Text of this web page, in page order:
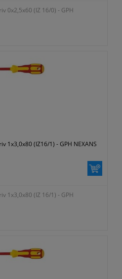
0x2,5x60 (IZ 16/0) - GPH
1x3,0x80 (IZ16/1) - GPH NEXANS
1x3,0x80 (IZ 16/1) - GPH